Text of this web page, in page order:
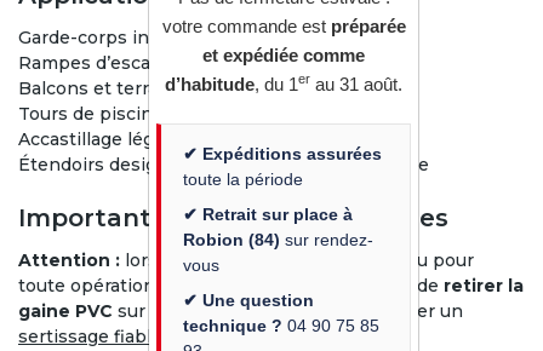
Garde-corps inox horizontal
Rampes d’escalier contemporaines
Balcons et terrasses
Tours de piscine
Accastillage léger
Étendoirs design à forte résistance mécanique
Important : sertissage et boucles
Attention : lors de la réalisation de boucles ou pour
toute opération de sertissage, il est impératif de retirer la
gaine PVC sur la zone concernée afin d’assurer un
sertissage fiable et sécurisé.
votre commande est préparée
et expédiée comme
d’habitude, du 1er au 31 août.
✔ Expéditions assurées
toute la période
✔ Retrait sur place à
Robion (84) sur rendez-
vous
✔ Une question
technique ? 04 90 75 85